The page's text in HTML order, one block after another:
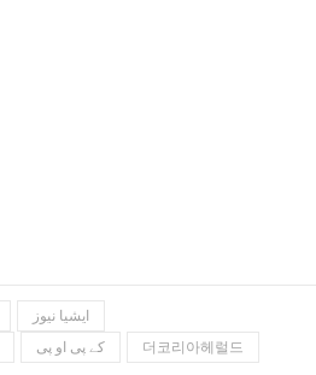
ایشیا نیوز
کے پی او پی
더코리아헤럴드